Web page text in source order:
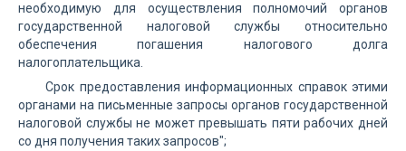
необходимую для осуществления полномочий органов
государственной налоговой службы относительно
обеспечения погашения налогового долга
налогоплательщика.
Срок предоставления информационных справок этими
органами на письменные запросы органов государственной
налоговой службы не может превышать пяти рабочих дней
со дня получения таких запросов";